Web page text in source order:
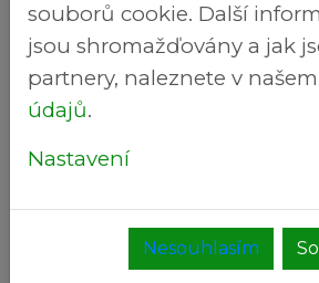
2020 - Loučení s
2020 - Masopust a
souborů cookie. Další
jsou shromažďovány a jak
partnery, naleznete v našem
údajů.
Nastavení
Nesouhlasím